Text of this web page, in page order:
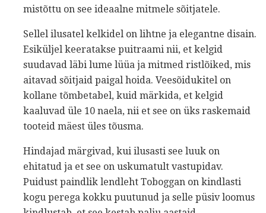
mistõttu on see ideaalne mitmele sõitjatele.
Sellel ilusatel kelkidel on lihtne ja elegantne disain.
Esiküljel keeratakse puitraami nii, et kelgid
suudavad läbi lume lüüa ja mitmed ristlõiked, mis
aitavad sõitjaid paigal hoida. Veesõidukitel on
kollane tõmbetabel, kuid märkida, et kelgid
kaaluvad üle 10 naela, nii et see on üks raskemaid
tooteid mäest üles tõusma.
Hindajad märgivad, kui ilusasti see luuk on
ehitatud ja et see on uskumatult vastupidav.
Puidust paindlik lendleht Toboggan on kindlasti
kogu perega kokku puutunud ja selle püsiv loomus